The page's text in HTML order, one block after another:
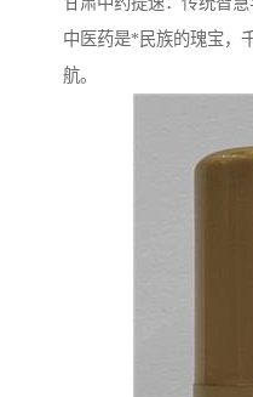
中医药是*民族的瑰宝，
航。